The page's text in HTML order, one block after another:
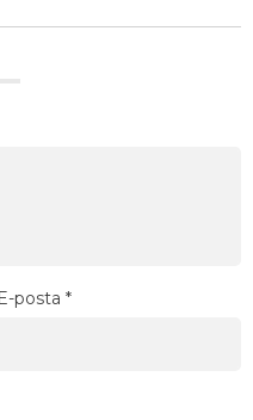
E-posta*